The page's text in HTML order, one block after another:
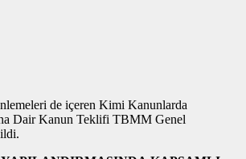
de içeren Kimi Kanunlarda
Dair Kanun Teklifi TBMM Genel